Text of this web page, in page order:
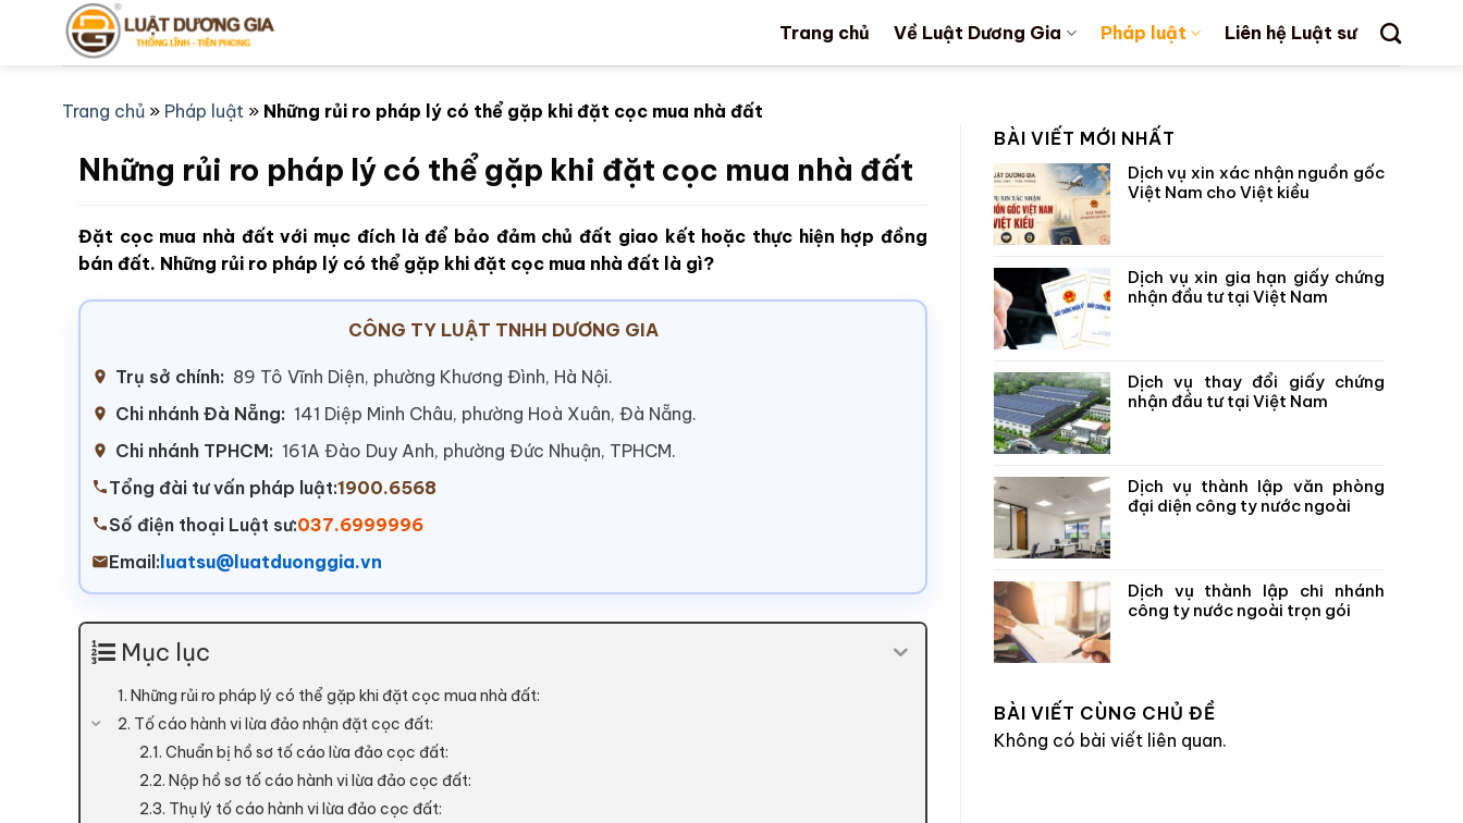
Trang chủ Về Luật Dương Gia Pháp luật Liên hệ Luật sư
Trang chủ » Pháp luật » Những rủi ro pháp lý có thể gặp khi đặt cọc mua nhà đất
Những rủi ro pháp lý có thể gặp khi đặt cọc mua nhà đất
Đặt cọc mua nhà đất với mục đích là để bảo đảm chủ đất giao kết hoặc thực hiện hợp đồng
bán đất. Những rủi ro pháp lý có thể gặp khi đặt cọc mua nhà đất là gì?
CÔNG TY LUẬT TNHH DƯƠNG GIA
Trụ sở chính: 89 Tô Vĩnh Diện, phường Khương Đình, Hà Nội.
Chi nhánh Đà Nẵng: 141 Diệp Minh Châu, phường Hoà Xuân, Đà Nẵng.
Chi nhánh TPHCM: 161A Đào Duy Anh, phường Đức Nhuận, TPHCM.
Tổng đài tư vấn pháp luật:1900.6568
Số điện thoại Luật sư:037.6999996
Email: luatsu@luatduonggia.vn
Mục lục
1. Những rủi ro pháp lý có thể gặp khi đặt cọc mua nhà đất:
2. Tố cáo hành vi lừa đảo nhận đặt cọc đất:
2.1. Chuẩn bị hồ sơ tố cáo lừa đảo cọc đất:
2.2. Nộp hồ sơ tố cáo hành vi lừa đảo cọc đất:
2.3. Thụ lý tố cáo hành vi lừa đảo cọc đất:
BÀI VIẾT MỚI NHẤT
Dịch vụ xin xác nhận nguồn gốc
Việt Nam cho Việt kiều
Dịch vụ xin gia hạn giấy chứng
nhận đầu tư tại Việt Nam
Dịch vụ thay đổi giấy chứng
nhận đầu tư tại Việt Nam
Dịch vụ thành lập văn phòng
đại diện công ty nước ngoài
Dịch vụ thành lập chi nhánh
công ty nước ngoài trọn gói
BÀI VIẾT CÙNG CHỦ ĐỀ
Không có bài viết liên quan.